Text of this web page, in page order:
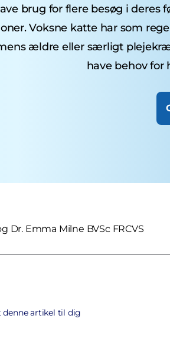
brug for flere besøg i deres
Voksne katte har som
ældre eller særligt
have behov for
Dr. Emma Milne BVSc FRCVS
denne artikel til dig